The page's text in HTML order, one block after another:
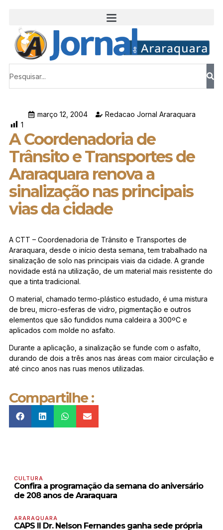
março 12, 2004
Redacao Jornal Araraquara
1
A Coordenadoria de
Trânsito e Transportes de
Araraquara renova a
sinalização nas principais
vias da cidade
A CTT – Coordenadoria de Trânsito e Transportes de
Araraquara, desde o início desta semana, tem trabalhado na
sinalização de solo nas principais viais da cidade. A grande
novidade está na utilização, de um material mais resistente do
que a tinta tradicional.
O material, chamado termo-plástico estudado, é uma mistura
de breu, micro-esferas de vidro, pigmentação e outros
elementos que são fundidos numa caldeira a 300ºC e
aplicados com molde no asfalto.
Durante a aplicação, a sinalização se funde com o asfalto,
durando de dois a três anos nas áreas com maior circulação e
até cinco anos nas ruas menos utilizadas.
Compartilhe :
CULTURA
Confira a programação da semana do aniversário
de 208 anos de Araraquara
ARARAQUARA
CAPS II Dr. Nelson Fernandes ganha sede própria